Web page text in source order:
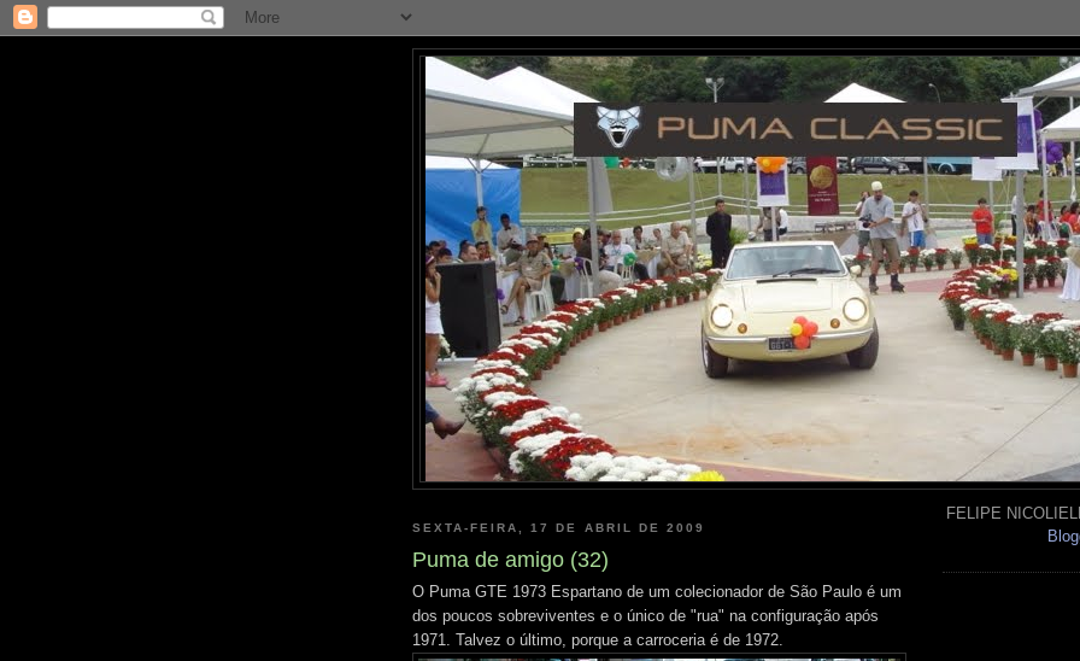
SEXTA-FEIRA, 17 DE ABRIL DE 2009
Puma de amigo (32)
O Puma GTE 1973 Espartano de um colecionador de São Paulo é um
dos poucos sobreviventes e o único de "rua" na configuração após
1971. Talvez o último, porque a carroceria é de 1972.
FELIPE